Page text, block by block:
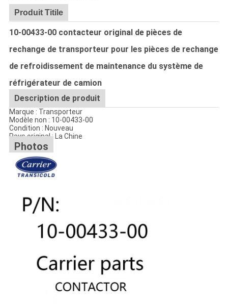
Produit Titile
10-00433-00 contacteur original de pièces de
rechange de transporteur pour les pièces de rechange
de refroidissement de maintenance du système de
réfrigérateur de camion
Description de produit
Marque : Transporteur
Modèle non : 10-00433-00
Condition : Nouveau
Pays original : La Chine
Photos